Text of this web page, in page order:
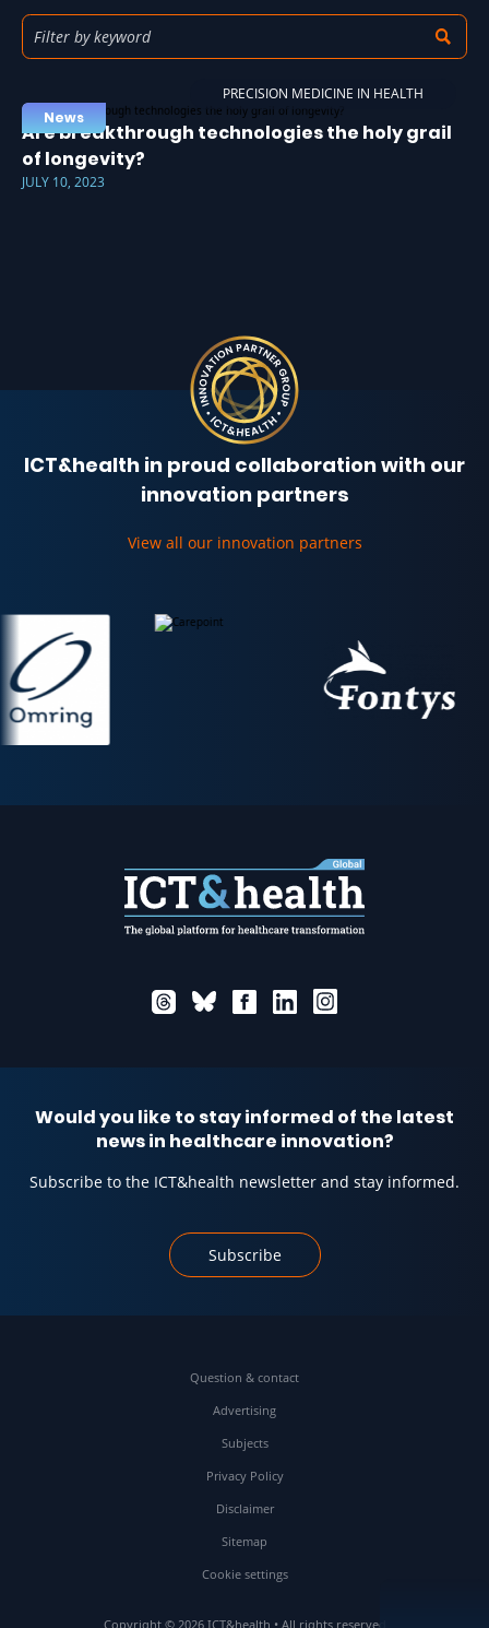
PRECISION MEDICINE IN HEALTH
News
Are breakthrough technologies the holy grail
of longevity?
JULY 10, 2023
ICT&health in proud collaboration with our
innovation partners
View all our innovation partners
Would you like to stay informed of the latest
news in healthcare innovation?
Subscribe to the ICT&health newsletter and stay informed.
Subscribe
Question & contact
Advertising
Subjects
Privacy Policy
Disclaimer
Sitemap
Cookie settings
Copyright © 2026 ICT&health • All rights reserved